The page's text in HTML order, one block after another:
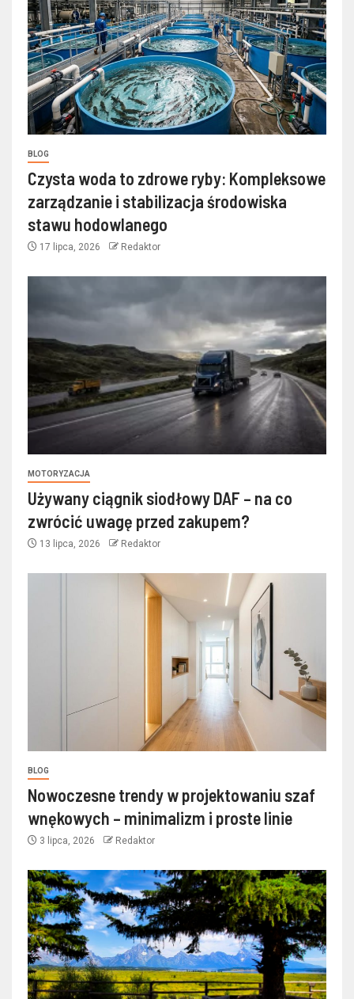
BLOG
Czysta woda to zdrowe ryby: Kompleksowe
zarządzanie i stabilizacja środowiska
stawu hodowlanego
17 lipca, 2026 Redaktor
MOTORYZACJA
Używany ciągnik siodłowy DAF – na co
zwrócić uwagę przed zakupem?
13 lipca, 2026 Redaktor
BLOG
Nowoczesne trendy w projektowaniu szaf
wnękowych – minimalizm i proste linie
3 lipca, 2026 Redaktor